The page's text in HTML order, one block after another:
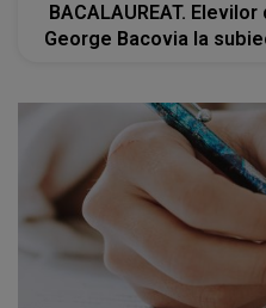
BACALAUREAT.
George Bacovia la